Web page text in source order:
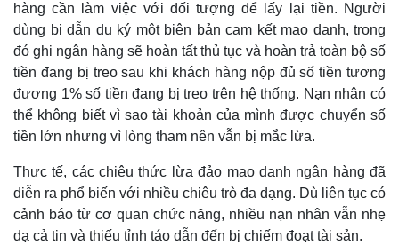
hàng cần làm việc với đối tượng để lấy lại tiền. Người
dùng bị dẫn dụ ký một biên bản cam kết mạo danh, trong
đó ghi ngân hàng sẽ hoàn tất thủ tục và hoàn trả toàn bộ số
tiền đang bị treo sau khi khách hàng nộp đủ số tiền tương
đương 1% số tiền đang bị treo trên hệ thống. Nạn nhân có
thể không biết vì sao tài khoản của mình được chuyển số
tiền lớn nhưng vì lòng tham nên vẫn bị mắc lừa.
Thực tế, các chiêu thức lừa đảo mạo danh ngân hàng đã
diễn ra phổ biến với nhiều chiêu trò đa dạng. Dù liên tục có
cảnh báo từ cơ quan chức năng, nhiều nạn nhân vẫn nhẹ
dạ cả tin và thiếu tỉnh táo dẫn đến bị chiếm đoạt tài sản.